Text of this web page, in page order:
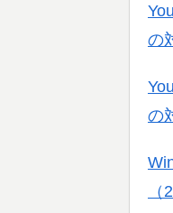
の
の